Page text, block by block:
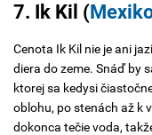
7. Ik Kil (
Cenota Ik Kil nie je ani
diera do zeme. Snáď by
ktorej sa kedysi
oblohu, po stenách až k
dokonca tečie voda,